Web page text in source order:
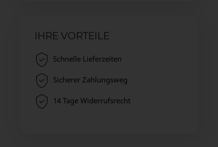
IHRE VORTEILE
Schnelle Lieferzeiten
Sicherer Zahlungsweg
14 Tage Widerrufsrecht